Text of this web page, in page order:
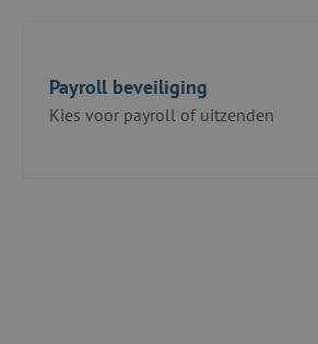
Payroll beveiliging
Kies voor payroll of uitzenden